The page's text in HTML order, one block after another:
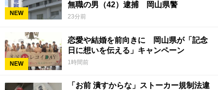
NEW
無職の男（42）逮捕 岡山県警
23分前
NEW
恋愛や結婚を前向きに 岡山県が「記念
日に想いを伝える」キャンペーン
1時間前
「お前 潰すからな」ストーカー規制法違